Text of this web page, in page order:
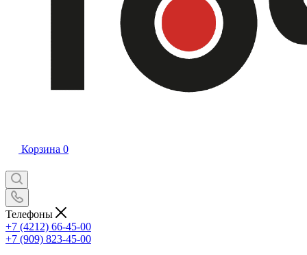
Корзина 0
Телефоны
+7 (4212) 66-45-00
+7 (909) 823-45-00